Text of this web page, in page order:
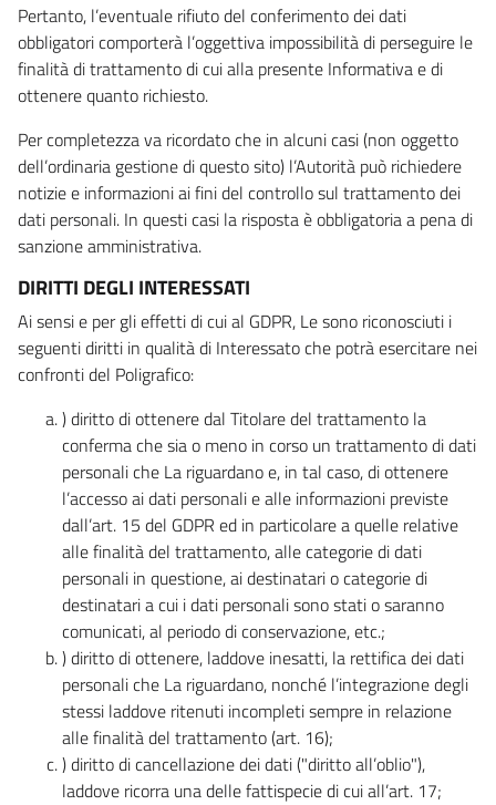
Pertanto, l’eventuale rifiuto del conferimento dei dati
obbligatori comporterà l’oggettiva impossibilità di perseguire le
finalità di trattamento di cui alla presente Informativa e di
ottenere quanto richiesto.
Per completezza va ricordato che in alcuni casi (non oggetto
dell’ordinaria gestione di questo sito) l’Autorità può richiedere
notizie e informazioni ai fini del controllo sul trattamento dei
dati personali. In questi casi la risposta è obbligatoria a pena di
sanzione amministrativa.
DIRITTI DEGLI INTERESSATI
Ai sensi e per gli effetti di cui al GDPR, Le sono riconosciuti i
seguenti diritti in qualità di Interessato che potrà esercitare nei
confronti del Poligrafico:
) diritto di ottenere dal Titolare del trattamento la
conferma che sia o meno in corso un trattamento di dati
personali che La riguardano e, in tal caso, di ottenere
l’accesso ai dati personali e alle informazioni previste
dall’art. 15 del GDPR ed in particolare a quelle relative
alle finalità del trattamento, alle categorie di dati
personali in questione, ai destinatari o categorie di
destinatari a cui i dati personali sono stati o saranno
comunicati, al periodo di conservazione, etc.;
) diritto di ottenere, laddove inesatti, la rettifica dei dati
personali che La riguardano, nonché l’integrazione degli
stessi laddove ritenuti incompleti sempre in relazione
alle finalità del trattamento (art. 16);
) diritto di cancellazione dei dati ("diritto all’oblio"),
laddove ricorra una delle fattispecie di cui all’art. 17;